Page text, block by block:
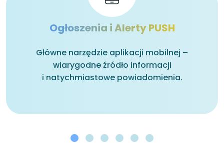
Ogłoszenia i Alerty PUSH
Główne narzędzie aplikacji mobilnej –
wiarygodne źródło informacji
i natychmiastowe powiadomienia.